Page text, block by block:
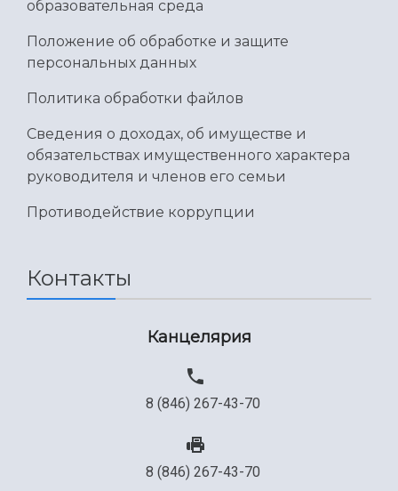
образовательная среда
Положение об обработке и защите
персональных данных
Политика обработки файлов
Сведения о доходах, об имуществе и
обязательствах имущественного характера
руководителя и членов его семьи
Противодействие коррупции
Контакты
Канцелярия
8 (846) 267-43-70
8 (846) 267-43-70